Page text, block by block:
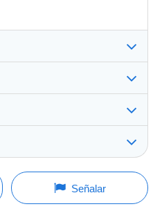
los 5 días
de devolución a cargo del
y de reembolso del
100%(36169x)
debe iniciar una
Última actualización: 3:47:10
Señalar